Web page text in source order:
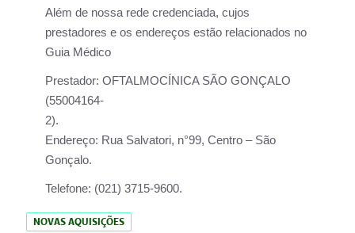
Além de nossa rede credenciada, cujos
prestadores e os endereços estão relacionados no
Guia Médico
Prestador: OFTALMOCÍNICA SÃO GONÇALO
(55004164-
2).
Endereço: Rua Salvatori, n°99, Centro – São
Gonçalo.
Telefone: (021) 3715-9600.
NOVAS AQUISIÇÕES